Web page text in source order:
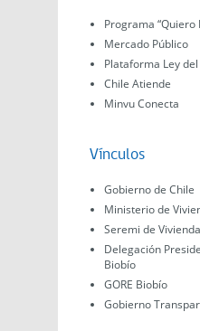
Programa “Quiero
Mercado Público
Plataforma Ley
Chile Atiende
Minvu Conecta
Vínculos
Gobierno de Chile
Ministerio de
Seremi de
Delegación
Biobío
GORE Biobío
Gobierno